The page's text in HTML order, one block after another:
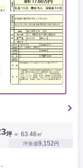
坪 ＝ 63.46㎡
坪単価9,152円
-